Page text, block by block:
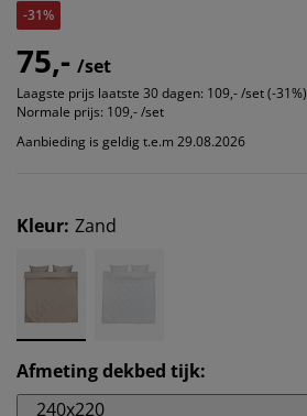
-31%
75,- /set
Laagste prijs laatste 30 dagen: 109,- /set (-31%)
Normale prijs: 109,- /set
Aanbieding is geldig t.e.m 29.08.2026
Kleur: Zand
Afmeting dekbed tijk:
240x220